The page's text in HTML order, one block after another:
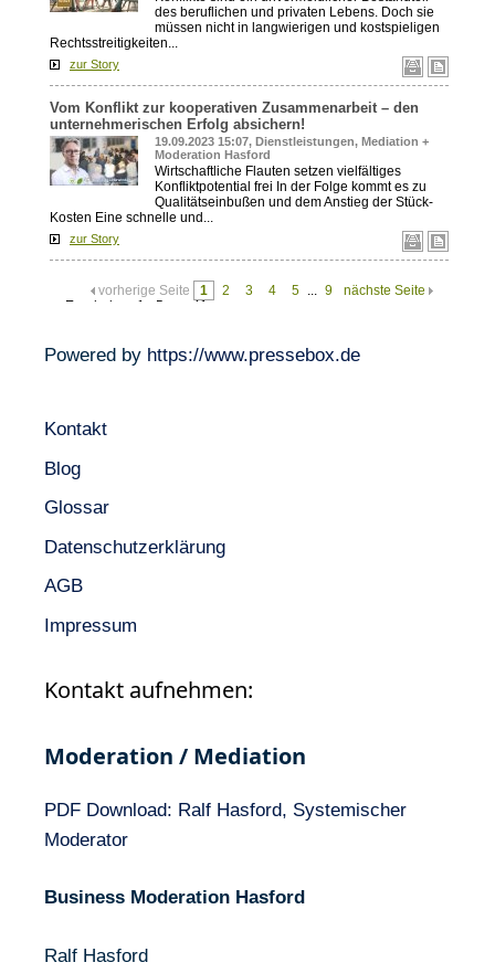
Powered by https://www.pressebox.de
Kontakt
Blog
Glossar
Datenschutzerklärung
AGB
Impressum
Kontakt aufnehmen:
Moderation / Mediation
PDF Download: Ralf Hasford, Systemischer
Moderator
Business Moderation Hasford
Ralf Hasford